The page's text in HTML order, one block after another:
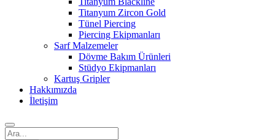
Titanyum Zircon Gold
Tünel Piercing
Piercing Ekipmanları
Sarf Malzemeler
Dövme Bakım Ürünleri
Stüdyo Ekipmanları
Kartuş Gripler
Hakkımızda
İletişim